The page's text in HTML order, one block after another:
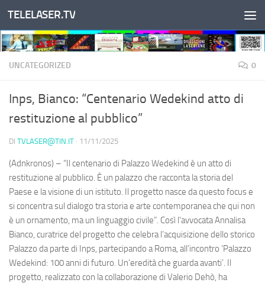
Salta al contenuto
TELELASER.TV
UNCATEGORIZED 0
Inps, Bianco: “Centenario Wedekind atto di
restituzione al pubblico”
DI TVLASER@TIN.IT · 11/11/2025
(Adnkronos) – “Il centenario di Palazzo Wedekind è un atto di
restituzione al pubblico. È un palazzo che racconta la storia del
Paese e la visione di un istituto. Il progetto nasce da questo focus e
si concentra sul dialogo tra storia e arte contemporanea che qui non
è un ornamento, ma un linguaggio civile”. Così l'avvocata Annalisa
Bianco, curatrice del progetto che celebra l’acquisizione dello storico
Palazzo da parte di Inps, partecipando a Roma, all’incontro ‘Palazzo
Wedekind: 100 anni di futuro. Un’eredità che guarda avanti’. Il
progetto, realizzato con la collaborazione di Valerio Dehò, ha